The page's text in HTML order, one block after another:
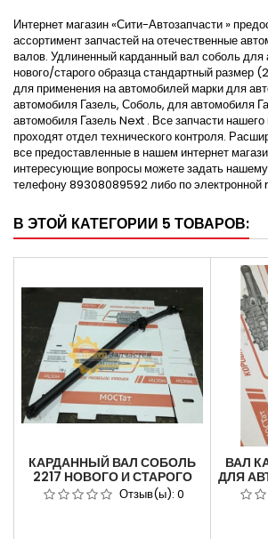
Интернет магазин «Сити-Автозапчасти »
ассортимент запчастей на отечественные
валов. Удлиненный карданный вал соболь
нового/старого образца стандартный размер
для применения на автомобилей марки для
автомобиля Газель, Соболь, для автомобиля
автомобиля Газель Next . Все запчасти нашего
проходят отдел технического контроля.
все предоставленные в нашем интернет
интересующие вопросы можете задать
телефону 89308089592 либо по
В ЭТОЙ КАТЕГОРИИ 5 ТОВАРОВ:
КАРДАННЫЙ ВАЛ СОБОЛЬ
2217 НОВОГО И СТАРОГО
ОБРАЗЦА С ПОДВЕСНЫМ
2217-2200010-02
Отзыв(ы): 0
ВАЛ
ДЛЯ